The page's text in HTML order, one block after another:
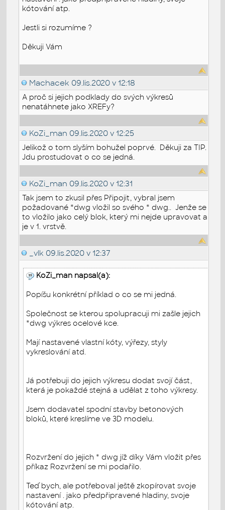
kótování atp.
Jestli si rozumíme ?
Děkuji Vám
Machacek 09.lis.2020 v 12:18
A proč si jejich podklady do svých výkresů
nenatáhnete jako XREFy?
KoZi_man 09.lis.2020 v 12:25
Jelikož o tom slyším bohužel poprvé. Děkuji za TIP.
Jdu prostudovat o co se jedná.
KoZi_man 09.lis.2020 v 12:31
Tak jsem to zkusil přes Připojit, vybral jsem
požadované *dwg vložil so svého * dwg.. Jenže se
to vložilo jako celý blok, který mi nejde upravovat a
je v 1. vrstvě.
_vlk 09.lis.2020 v 12:37
KoZi_man napsal(a):
Popíšu konkrétní příklad o co se mi jedná.
Společnost se kterou spolupracuji mi zašle jejich
*dwg výkres ocelové kce.
Mají nastavené vlastní kóty, výřezy, styly
vykreslování atd.
Já potřebuji do jejich výkresu dodat svojí část,
která je pokaždé stejná a udělat z toho výkresy.
Jsem dodavatel spodní stavby betonových
bloků, které kreslíme ve 3D modelu.
Rozvržení do jejich * dwg jíž díky Vám vložit přes
příkaz Rozvržení se mi podařilo.
Teď bych, ale potřeboval ještě zkopírovat svoje
nastavení . jako předpřipravené hladiny, svoje
kótování atp.